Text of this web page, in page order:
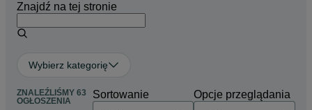
Znajdź na tej stronie
Wybierz kategorię
ZNALEŹLIŚMY 63
OGŁOSZENIA
Sortowanie Opcje przeglądania